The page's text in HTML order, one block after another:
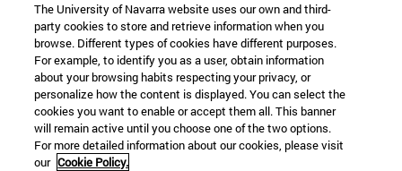
The University of Navarra website uses our own and third-
party cookies to store and retrieve information when you
browse. Different types of cookies have different purposes.
For example, to identify you as a user, obtain information
about your browsing habits respecting your privacy, or
personalize how the content is displayed. You can select the
cookies you want to enable or accept them all. This banner
will remain active until you choose one of the two options.
For more detailed information about our cookies, please visit
our Cookie Policy.